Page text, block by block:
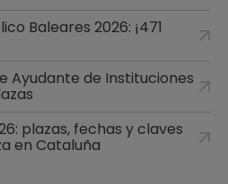
Baleares 2026: ¡471
Ayudante de Instituciones
plazas, fechas y claves
en Cataluña